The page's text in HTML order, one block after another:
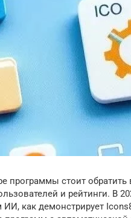
программы стоит обратить
и рейтинги. В
ИИ, как демонстрирует